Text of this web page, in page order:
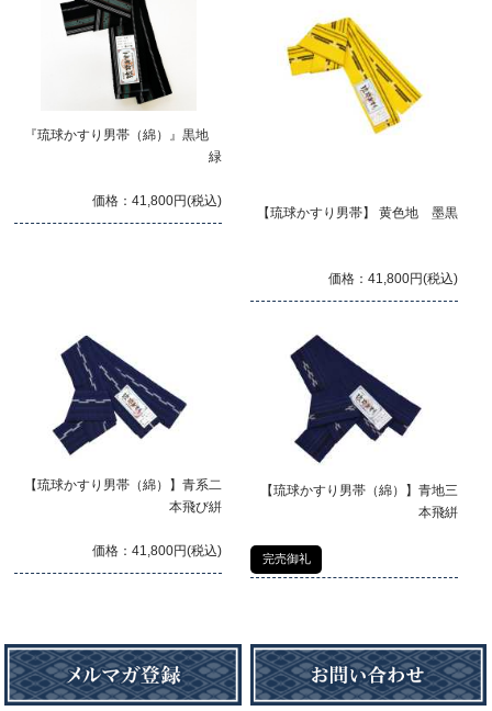
『琉球かすり男帯（綿）』黒地
緑
価格：41,800円(税込)
【琉球かすり男帯】 黄色地 墨黒
価格：41,800円(税込)
【琉球かすり男帯（綿）】青系二
本飛び絣
価格：41,800円(税込)
【琉球かすり男帯（綿）】青地三
本飛絣
完売御礼